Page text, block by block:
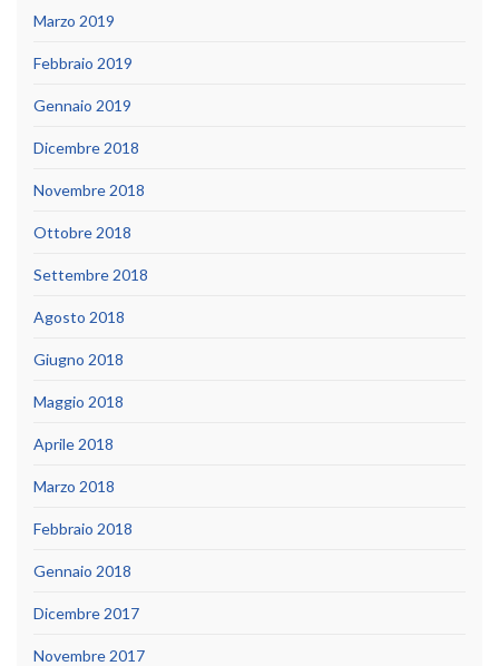
Marzo 2019
Febbraio 2019
Gennaio 2019
Dicembre 2018
Novembre 2018
Ottobre 2018
Settembre 2018
Agosto 2018
Giugno 2018
Maggio 2018
Aprile 2018
Marzo 2018
Febbraio 2018
Gennaio 2018
Dicembre 2017
Novembre 2017